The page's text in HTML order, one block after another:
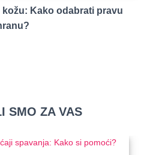
kožu: Kako odabrati pravu
SMO ZA VAS